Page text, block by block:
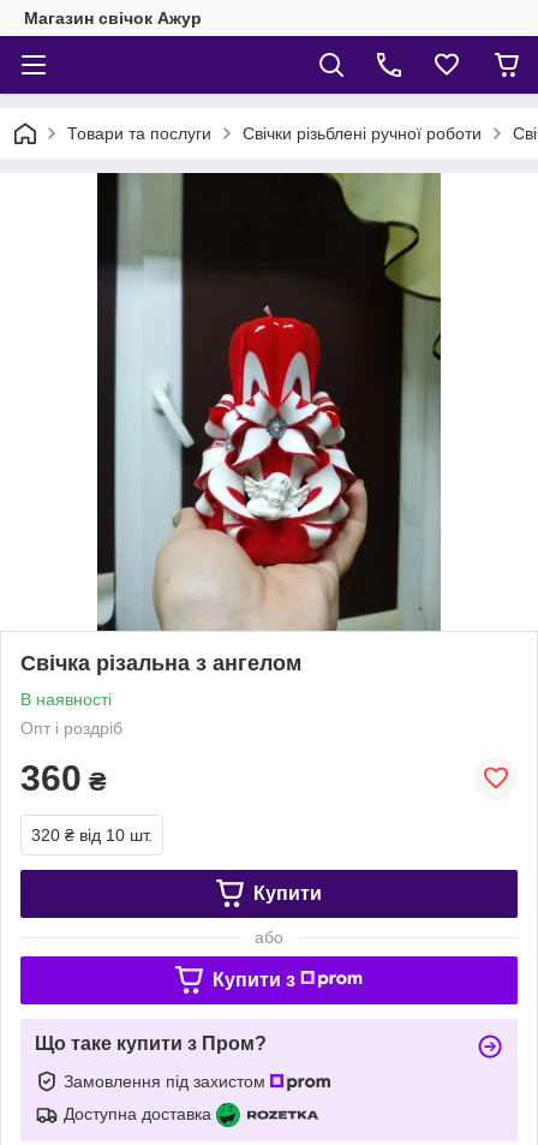
Магазин свічок Ажур
Товари та послуги Свічки різьблені ручної роботи
Свічка різальна з ангелом
В наявності
Опт і роздріб
360 ₴
320 ₴ від 10 шт.
Купити
або
Купити з
Що таке купити з Пром?
Замовлення під захистом
Доступна доставка